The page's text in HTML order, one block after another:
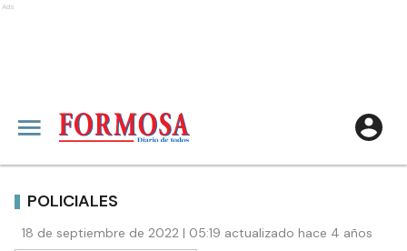
Ads
POLICIALES
18 de septiembre de 2022 | 05:19 actualizado hace 4 años